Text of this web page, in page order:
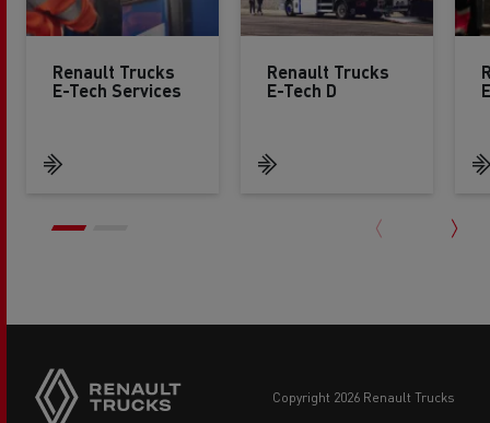
Renault Trucks
E-Tech Services
Renault Trucks
E-Tech D
copyright 2026 Renault Trucks